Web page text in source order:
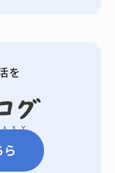
を